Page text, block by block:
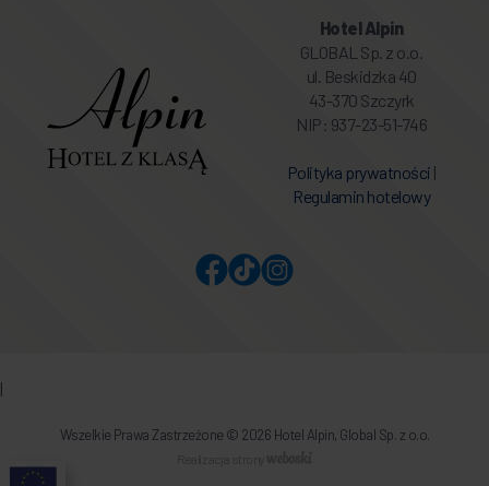
Hotel Alpin
GLOBAL Sp. z o.o.
ul. Beskidzka 40
43-370 Szczyrk
NIP: 937-23-51-746
Polityka prywatności |
Regulamin hotelowy
|
Wszelkie Prawa Zastrzeżone © 2026 Hotel Alpin, Global Sp. z o.o.